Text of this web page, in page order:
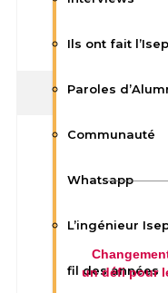
Ils ont fait l’Isep
Paroles
Communauté
Whatsapp
L’ingénieur
fil des années
un défi pour